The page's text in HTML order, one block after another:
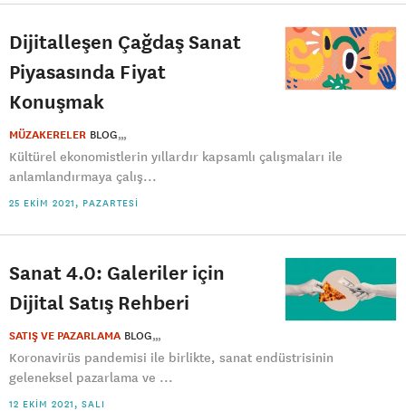
Dijitalleşen Çağdaş Sanat
Piyasasında Fiyat
Konuşmak
MÜZAKERELER BLOG
Kültürel ekonomistlerin yıllardır kapsamlı çalışmaları ile
anlamlandırmaya çalış...
25 EKIM 2021, PAZARTESI
Sanat 4.0: Galeriler için
Dijital Satış Rehberi
SATIŞ VE PAZARLAMA BLOG
Koronavirüs pandemisi ile birlikte, sanat endüstrisinin
geleneksel pazarlama ve ...
12 EKIM 2021, SALI